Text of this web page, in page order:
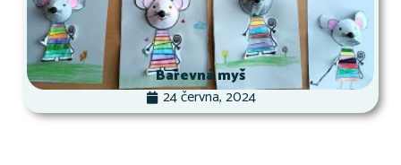
Barevná myš
24 června, 2024